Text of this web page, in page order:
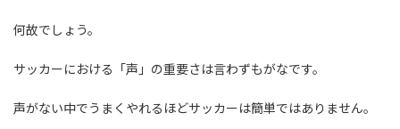
何故でしょう。
サッカーにおける「声」の重要さは言わずもがなです。
声がない中でうまくやれるほどサッカーは簡単ではありません。